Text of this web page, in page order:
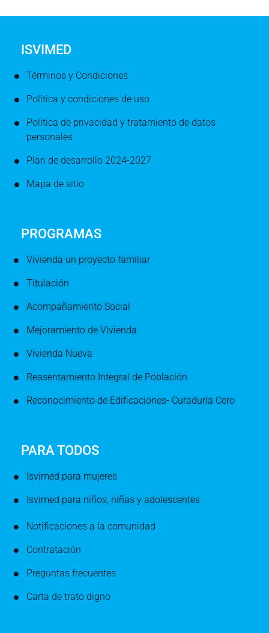
ISVIMED
Términos y Condiciones
Política y condiciones de uso
Política de privacidad y tratamiento de datos
personales
Plan de desarrollo 2024-2027
Mapa de sitio
PROGRAMAS
Vivienda un proyecto familiar
Titulación
Acompañamiento Social
Mejoramiento de Vivienda
Vivienda Nueva
Reasentamiento Integral de Población
Reconocimiento de Edificaciones- Curaduría Cero
PARA TODOS
Isvimed para mujeres
Isvimed para niños, niñas y adolescentes
Notificaciones a la comunidad
Contratación
Preguntas frecuentes
Carta de trato digno